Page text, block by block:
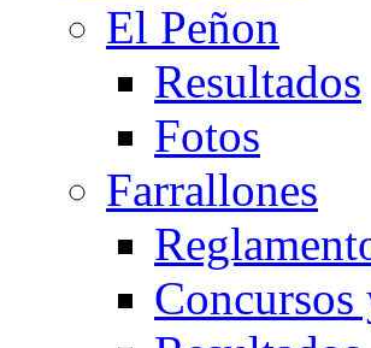
El Peñon
Resultados
Fotos
Farrallones
Concursos